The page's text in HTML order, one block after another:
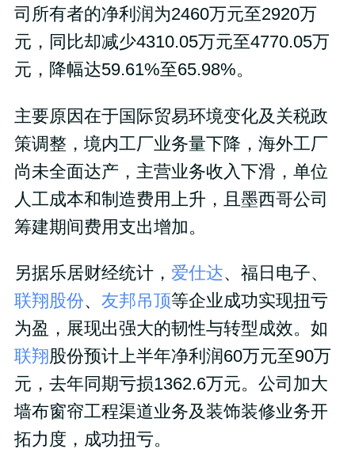
司所有者的净利润为2460万元至2920万
元，同比却减少4310.05万元至4770.05万
元，降幅达59.61%至65.98%。
主要原因在于国际贸易环境变化及关税政
策调整，境内工厂业务量下降，海外工厂
尚未全面达产，主营业务收入下滑，单位
人工成本和制造费用上升，且墨西哥公司
筹建期间费用支出增加。
另据乐居财经统计， 爱仕达、福日电子、
联翔股份、 友邦吊顶等企业成功实现扭亏
为盈，展现出强大的韧性与转型成效。如
联翔 股份预计上半年净利润60万元至90万
元，去年同期亏损1362.6万元。公司加大
墙布窗帘工程渠道业务及装饰装修业务开
拓力度，成功扭亏。